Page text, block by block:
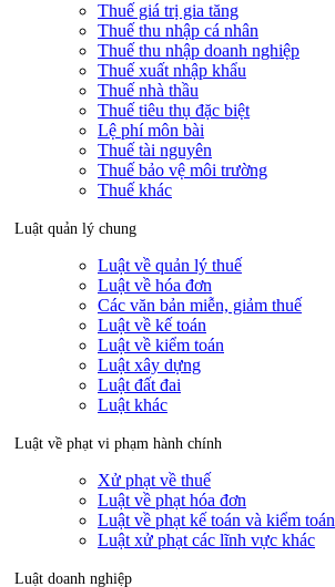
Thuế giá trị gia tăng
Thuế thu nhập cá nhân
Thuế thu nhập doanh nghiệp
Thuế xuất nhập khẩu
Thuế nhà thầu
Thuế tiêu thụ đặc biệt
Lệ phí môn bài
Thuế tài nguyên
Thuế bảo vệ môi trường
Thuế khác
Luật quản lý chung
Luật về quản lý thuế
Luật về hóa đơn
Các văn bản miễn, giảm thuế
Luật về kế toán
Luật về kiểm toán
Luật xây dựng
Luật đất đai
Luật khác
Luật về phạt vi phạm hành chính
Xử phạt về thuế
Luật về phạt hóa đơn
Luật về phạt kế toán và kiểm toán
Luật xử phạt các lĩnh vực khác
Luật doanh nghiệp